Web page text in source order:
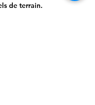
de terrain.